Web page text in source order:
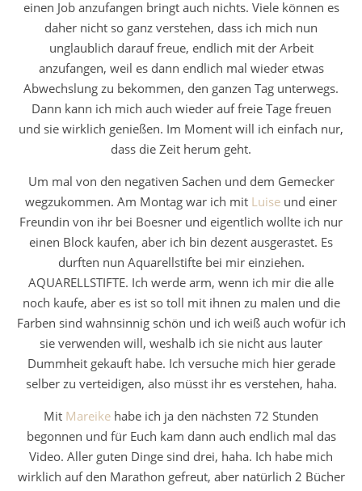
einen Job anzufangen bringt auch nichts. Viele können es
daher nicht so ganz verstehen, dass ich mich nun
unglaublich darauf freue, endlich mit der Arbeit
anzufangen, weil es dann endlich mal wieder etwas
Abwechslung zu bekommen, den ganzen Tag unterwegs.
Dann kann ich mich auch wieder auf freie Tage freuen
und sie wirklich genießen. Im Moment will ich einfach nur,
dass die Zeit herum geht.
Um mal von den negativen Sachen und dem Gemecker
wegzukommen. Am Montag war ich mit Luise und einer
Freundin von ihr bei Boesner und eigentlich wollte ich nur
einen Block kaufen, aber ich bin dezent ausgerastet. Es
durften nun Aquarellstifte bei mir einziehen.
AQUARELLSTIFTE. Ich werde arm, wenn ich mir die alle
noch kaufe, aber es ist so toll mit ihnen zu malen und die
Farben sind wahnsinnig schön und ich weiß auch wofür ich
sie verwenden will, weshalb ich sie nicht aus lauter
Dummheit gekauft habe. Ich versuche mich hier gerade
selber zu verteidigen, also müsst ihr es verstehen, haha.
Mit Mareike habe ich ja den nächsten 72 Stunden
begonnen und für Euch kam dann auch endlich mal das
Video. Aller guten Dinge sind drei, haha. Ich habe mich
wirklich auf den Marathon gefreut, aber natürlich 2 Bücher